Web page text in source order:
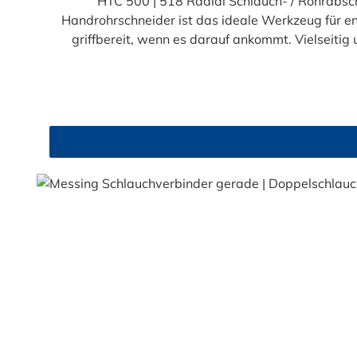
Handrohrschneider ist das ideale Werkzeug für
griffbereit, wenn es darauf ankommt. Vielseitig und zuverlässig Die automatische Anpassung an den Rohrdurchmesser und die langlebige Nylonkonstruktion
selbst von der Qualität des HTC 500 |